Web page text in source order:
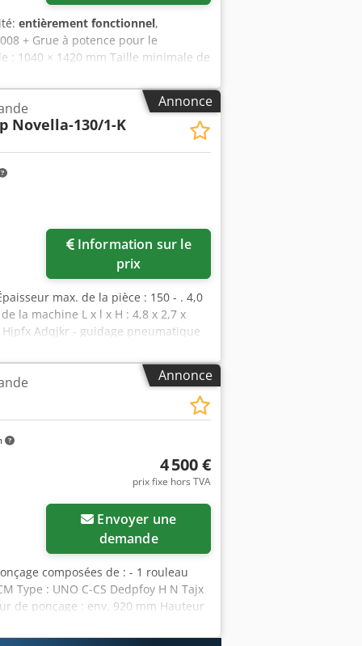
entièrement fonctionnel,
+ Grue à potence pour le
: 1040 × 1420 mm Taille minimale de
Adqskr Grammage minimal : 100
: 50 microns Épaisseur minimale
: 400 mm Diamètre du mandrin
< 1100 mm 100 m/min si la longueur
Annonce
Novella-130/1-K
Information sur le
prix
max. de la pièce : 150 - . 4,0
la machine L x l x H : 4,8 x 2,7 x
Adqjkr - guidage pneumatique
- Réglage des rouleaux
chacun L : 2800 x l : 1700 mm
de commande - Épaisseur de
(rotation de la bande) - Support de
machine n'est pas raccordée ! *
Annonce
4 500 €
prix fixe hors TVA
demande
composées de : - 1 rouleau
Type : UNO C-CS Dedpfoy H N Tajx
de ponçage : env. 920 mm Hauteur
par le haut : 2 pcs Dimensions de la
pc rouleau calibreur - cannelé /